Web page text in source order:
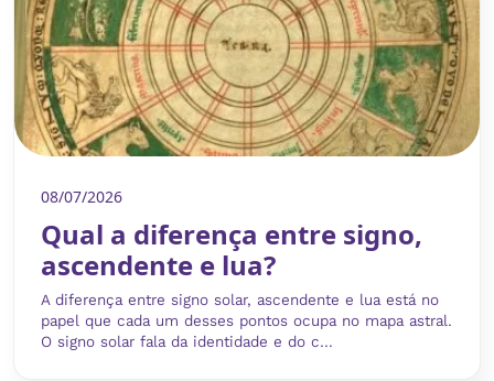
08/07/2026
Qual a diferença entre signo,
ascendente e lua?
A diferença entre signo solar, ascendente e lua está no
papel que cada um desses pontos ocupa no mapa astral.
O signo solar fala da identidade e do c...